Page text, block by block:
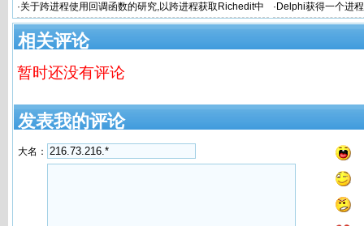
·关于跨进程使用回调函数的研究,以跨进程获取Richedit中
RTF流为例
· Delphi获得一个进
相关评论
暂时还没有评论
发表我的评论
大名：